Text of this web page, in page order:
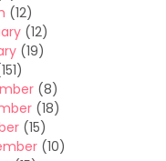
(12)
(12)
(19)
(8)
(18)
(15)
(10)